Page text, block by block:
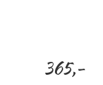
365,-